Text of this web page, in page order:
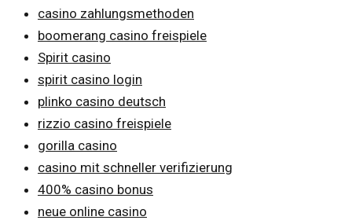
casino zahlungsmethoden
boomerang casino freispiele
Spirit casino
spirit casino login
plinko casino deutsch
rizzio casino freispiele
gorilla casino
casino mit schneller verifizierung
400% casino bonus
neue online casino